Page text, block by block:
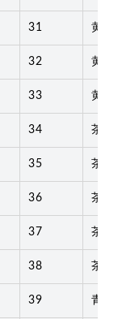
31 黄
32 黄
33 黄
34 茶
35 茶
36 茶
37 茶
38 茶
39 青